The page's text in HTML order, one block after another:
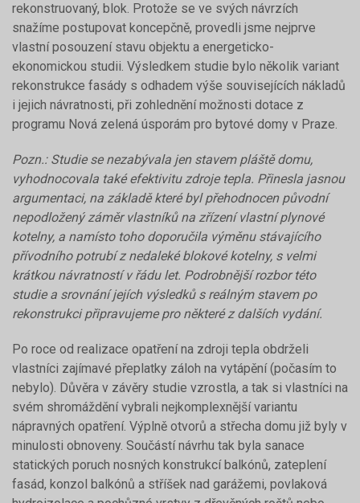
rekonstruovaný, blok. Protože se ve svých návrzích
snažíme postupovat koncepčně, provedli jsme nejprve
vlastní posouzení stavu objektu a energeticko-
ekonomickou studii. Výsledkem studie bylo několik variant
rekonstrukce fasády s odhadem výše souvisejících nákladů
i jejich návratnosti, při zohlednění možnosti dotace z
programu Nová zelená úsporám pro bytové domy v Praze.
Pozn.: Studie se nezabývala jen stavem pláště domu,
vyhodnocovala také efektivitu zdroje tepla. Přinesla jasnou
argumentaci, na základě které byl přehodnocen původní
nepodložený záměr vlastníků na zřízení vlastní plynové
kotelny, a namísto toho doporučila výměnu stávajícího
přívodního potrubí z nedaleké blokové kotelny, s velmi
krátkou návratností v řádu let. Podrobnější rozbor této
studie a srovnání jejích výsledků s reálným stavem po
rekonstrukci připravujeme pro některé z dalších vydání.
Po roce od realizace opatření na zdroji tepla obdrželi
vlastníci zajímavé přeplatky záloh na vytápění (počasím to
nebylo). Důvěra v závěry studie vzrostla, a tak si vlastníci na
svém shromáždění vybrali nejkomplexnější variantu
nápravných opatření. Výplně otvorů a střecha domu již byly v
minulosti obnoveny. Součástí návrhu tak byla sanace
statických poruch nosných konstrukcí balkónů, zateplení
fasád, konzol balkónů a stříšek nad garážemi, povlaková